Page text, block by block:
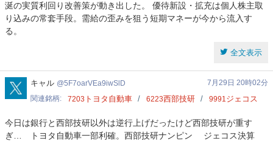
涎の実質利回り改善策が動き出した。 優待新設・拡充は個人株主取
り込みの常套手段。需給の歪みを狙う短期マネーが今から流入す
る。
全文表示
5F7oarVEa9iwSlD
キャル 5F7oarVEa9iwSlD
7月29日 20時02分
関連銘柄
7203 トヨタ自動車 6223西部技研 9991ジェコス
今日は銀行と西部技研以外は逆行上げだったけど西部技研が重す
ぎ… トヨタ自動車一部利確。西部技研ナンピン ジェコス決算